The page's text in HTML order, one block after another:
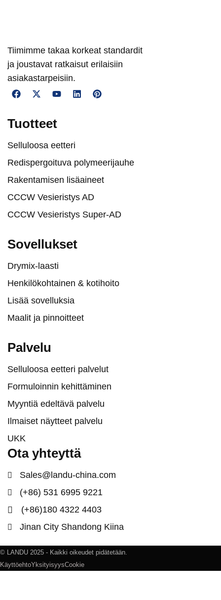
Tiimimme takaa korkeat standardit
ja joustavat ratkaisut erilaisiin
asiakastarpeisiin.
Tuotteet
Selluloosa eetteri
Redispergoituva polymeerijauhe
Rakentamisen lisäaineet
CCCW Vesieristys AD
CCCW Vesieristys Super-AD
Sovellukset
Drymix-laasti
Henkilökohtainen & kotihoito
Lisää sovelluksia
Maalit ja pinnoitteet
Palvelu
Selluloosa eetteri palvelut
Formuloinnin kehittäminen
Myyntiä edeltävä palvelu
Ilmaiset näytteet palvelu
UKK
Ota yhteyttä
Sales@landu-china.com
(+86) 531 6995 9221
(+86)180 4322 4403
Jinan City Shandong Kiina
© LANDU 2025 - Kaikki oikeudet pidätetään.
KäyttöehtoYksityisyysCookie